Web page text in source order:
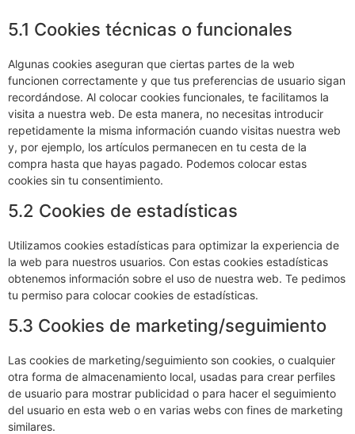
5.1 Cookies técnicas o funcionales
Algunas cookies aseguran que ciertas partes de la web
funcionen correctamente y que tus preferencias de usuario sigan
recordándose. Al colocar cookies funcionales, te facilitamos la
visita a nuestra web. De esta manera, no necesitas introducir
repetidamente la misma información cuando visitas nuestra web
y, por ejemplo, los artículos permanecen en tu cesta de la
compra hasta que hayas pagado. Podemos colocar estas
cookies sin tu consentimiento.
5.2 Cookies de estadísticas
Utilizamos cookies estadísticas para optimizar la experiencia de
la web para nuestros usuarios. Con estas cookies estadísticas
obtenemos información sobre el uso de nuestra web. Te pedimos
tu permiso para colocar cookies de estadísticas.
5.3 Cookies de marketing/seguimiento
Las cookies de marketing/seguimiento son cookies, o cualquier
otra forma de almacenamiento local, usadas para crear perfiles
de usuario para mostrar publicidad o para hacer el seguimiento
del usuario en esta web o en varias webs con fines de marketing
similares.